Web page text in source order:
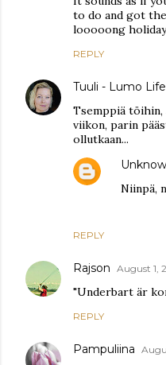
to do and got
looooong
REPLY
Tuuli - Lumo
Tsemppiä töihin,
viikon, parin
ollutkaan...
REPLY
Niinpä,
Rajson August 1,
"Underbart är
REPLY
Pampuliina